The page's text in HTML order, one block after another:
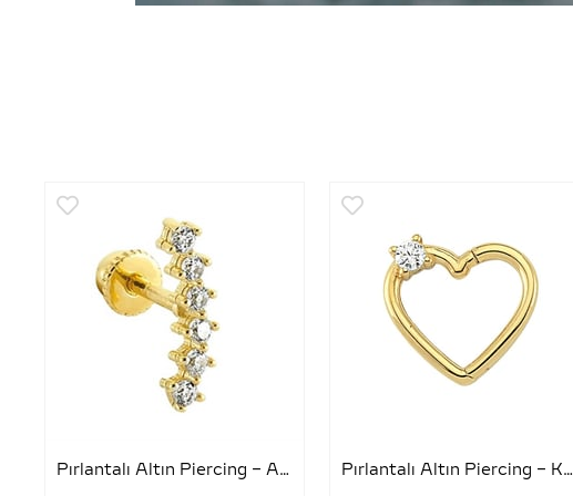
Pırlantalı Altın Piercing – Altı Taşlı Pırlantalı Altın Piercing – Kalp